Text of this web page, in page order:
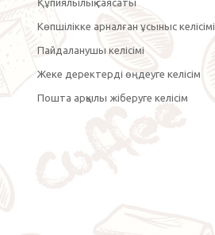
Көпшілікке арналған ұсыныс келісімі
Пайдаланушы келісімі
Жеке деректерді өңдеуге келісім
Пошта арқылы жіберуге келісім